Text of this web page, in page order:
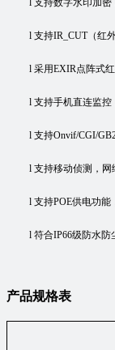
l 支持IR_CUT（红
l 采用EXIR点阵式
l 支持手机直连监控
l 支持Onvif/CGI/
l 支持移动侦测，网
l 支持POE供电功能
l 符合IP66级防水防
产品规格表